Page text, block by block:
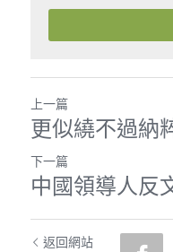
上一篇
更似繞不過納
下一篇
中國領導人反
返回網站